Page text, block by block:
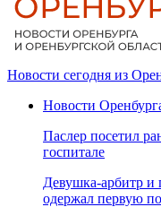
Новости сегодня из
Новости
Паслер посетил
госпитале
Девушка-арбитр и
одержал первую